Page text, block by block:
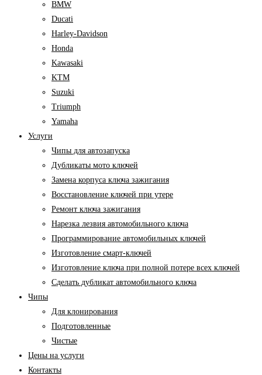
BMW
Ducati
Harley-Davidson
Honda
Kawasaki
KTM
Suzuki
Triumph
Yamaha
Услуги
Чипы для автозапуска
Дубликаты мото ключей
Замена корпуса ключа зажигания
Восстановление ключей при утере
Ремонт ключа зажигания
Нарезка лезвия автомобильного ключа
Программирование автомобильных ключей
Изготовление смарт-ключей
Изготовление ключа при полной потере всех ключей
Cделать дубликат автомобильного ключа
Чипы
Для клонирования
Подготовленные
Чистые
Цены на услуги
Контакты